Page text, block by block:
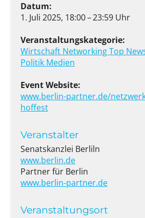
Datum:
1. Juli 2025, 18:00 – 23:59 Uhr
Veranstaltungskategorie:
Wirtschaft NetworkingTop
Politik Medien
Event Website:
www.berlin-partner.de/
hoffest
Veranstalter
Senatskanzlei Berliln
www.berlin.de
Partner für Berlin
www.berlin-partner.de
Veranstaltungsort